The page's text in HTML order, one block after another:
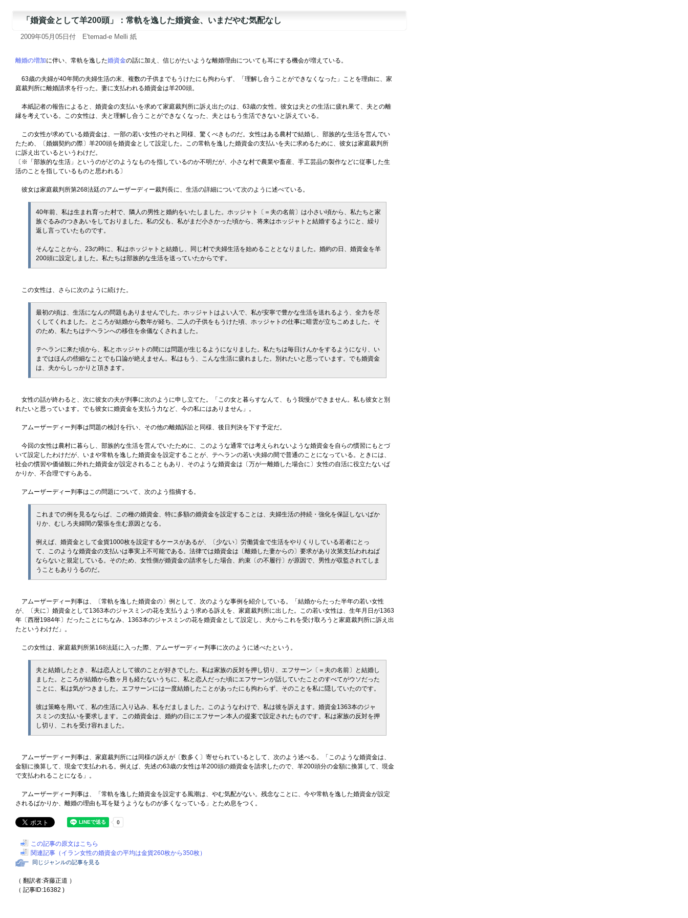
「婚資金として羊200頭」：常軌を逸した婚資金、いまだやむ気配なし
2009年05月05日付 E'temad-e Melli 紙
離婚の増加に伴い、常軌を逸した婚資金の話に加え、信じがたいような離婚理由についても耳にする機会が増えている。
63歳の夫婦が40年間の夫婦生活の末、複数の子供までもうけたにも拘わらず、「理解し合うことができなくなった」ことを理由に、家
庭裁判所に離婚請求を行った。妻に支払われる婚資金は羊200頭。
本紙記者の報告によると、婚資金の支払いを求めて家庭裁判所に訴え出たのは、63歳の女性。彼女は夫との生活に疲れ果て、夫との離
縁を考えている。この女性は、夫と理解し合うことができなくなった、夫とはもう生活できないと訴えている。
この女性が求めている婚資金は、一部の若い女性のそれと同様、驚くべきものだ。女性はある農村で結婚し、部族的な生活を営んでい
たため、〔婚姻契約の際〕羊200頭を婚資金として設定した。この常軌を逸した婚資金の支払いを夫に求めるために、彼女は家庭裁判所
に訴え出ているというわけだ。
〔※「部族的な生活」というのがどのようなものを指しているのか不明だが、小さな村で農業や畜産、手工芸品の製作などに従事した生
活のことを指しているものと思われる〕
彼女は家庭裁判所第268法廷のアムーザーディー裁判長に、生活の詳細について次のように述べている。
40年前、私は生まれ育った村で、隣人の男性と婚約をいたしました。ホッジャト〔＝夫の名前〕は小さい頃から、私たちと家
族ぐるみのつきあいをしておりました。私の父も、私がまだ小さかった頃から、将来はホッジャトと結婚するようにと、繰り
返し言っていたものです。
そんなことから、23の時に、私はホッジャトと結婚し、同じ村で夫婦生活を始めることとなりました。婚約の日、婚資金を羊
200頭に設定しました。私たちは部族的な生活を送っていたからです。
この女性は、さらに次のように続けた。
最初の頃は、生活になんの問題もありませんでした。ホッジャトはよい人で、私が安寧で豊かな生活を送れるよう、全力を尽
くしてくれました。ところが結婚から数年が経ち、二人の子供をもうけた頃、ホッジャトの仕事に暗雲が立ちこめました。そ
のため、私たちはテヘランへの移住を余儀なくされました。
テヘランに来た頃から、私とホッジャトの間には問題が生じるようになりました。私たちは毎日けんかをするようになり、い
まではほんの些細なことでも口論が絶えません。私はもう、こんな生活に疲れました。別れたいと思っています。でも婚資金
は、夫からしっかりと頂きます。
女性の話が終わると、次に彼女の夫が判事に次のように申し立てた。「この女と暮らすなんて、もう我慢ができません。私も彼女と別
れたいと思っています。でも彼女に婚資金を支払う力など、今の私にはありません」。
アムーザーディー判事は問題の検討を行い、その他の離婚訴訟と同様、後日判決を下す予定だ。
今回の女性は農村に暮らし、部族的な生活を営んでいたために、このような通常では考えられないような婚資金を自らの慣習にもとづ
いて設定したわけだが、いまや常軌を逸した婚資金を設定することが、テヘランの若い夫婦の間で普通のことになっている。ときには、
社会の慣習や価値観に外れた婚資金が設定されることもあり、そのような婚資金は〔万が一離婚した場合に〕女性の自活に役立たないば
かりか、不合理ですらある。
アムーザーディー判事はこの問題について、次のよう指摘する。
これまでの例を見るならば、この種の婚資金、特に多額の婚資金を設定することは、夫婦生活の持続・強化を保証しないばか
りか、むしろ夫婦間の緊張を生む原因となる。
例えば、婚資金として金貨1000枚を設定するケースがあるが、〔少ない〕労働賃金で生活をやりくりしている若者にとっ
て、このような婚資金の支払いは事実上不可能である。法律では婚資金は〔離婚した妻からの〕要求があり次第支払われねば
ならないと規定している。そのため、女性側が婚資金の請求をした場合、約束〔の不履行〕が原因で、男性が収監されてしま
うこともありうるのだ。
アムーザーディー判事は、〔常軌を逸した婚資金の〕例として、次のような事例を紹介している。「結婚からたった半年の若い女性
が、〔夫に〕婚資金として1363本のジャスミンの花を支払うよう求める訴えを、家庭裁判所に出した。この若い女性は、生年月日が1363
年〔西暦1984年〕だったことにちなみ、1363本のジャスミンの花を婚資金として設定し、夫からこれを受け取ろうと家庭裁判所に訴え出
たというわけだ」。
この女性は、家庭裁判所第168法廷に入った際、アムーザーディー判事に次のように述べたという。
夫と結婚したとき、私は恋人として彼のことが好きでした。私は家族の反対を押し切り、エフサーン〔＝夫の名前〕と結婚し
ました。ところが結婚から数ヶ月も経たないうちに、私と恋人だった頃にエフサーンが話していたことのすべてがウソだった
ことに、私は気がつきました。エフサーンには一度結婚したことがあったにも拘わらず、そのことを私に隠していたのです。
彼は策略を用いて、私の生活に入り込み、私をだましました。このようなわけで、私は彼を訴えます。婚資金1363本のジャ
スミンの支払いを要求します。この婚資金は、婚約の日にエフサーン本人の提案で設定されたものです。私は家族の反対を押
し切り、これを受け容れました。
アムーザーディー判事は、家庭裁判所には同様の訴えが〔数多く〕寄せられているとして、次のよう述べる。「このような婚資金は、
金額に換算して、現金で支払われる。例えば、先述の63歳の女性は羊200頭の婚資金を請求したので、羊200頭分の金額に換算して、現金
で支払われることになる」。
アムーザーディー判事は、「常軌を逸した婚資金を設定する風潮は、やむ気配がない。残念なことに、今や常軌を逸した婚資金が設定
されるばかりか、離婚の理由も耳を疑うようなものが多くなっている」とため息をつく。
この記事の原文はこちら
関連記事（イラン女性の婚資金の平均は金貨260枚から350枚）
同じジャンルの記事を見る
（ 翻訳者:斉藤正道 ）
（ 記事ID:16382 )